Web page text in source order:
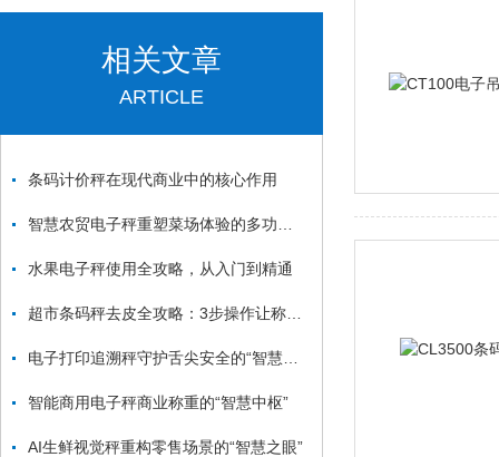
相关文章
ARTICLE
条码计价秤在现代商业中的核心作用
水果电子秤使用全攻略，从入门到精通
智能商用电子秤商业称重的“智慧中枢”
AI生鲜视觉秤重构零售场景的“智慧之眼”